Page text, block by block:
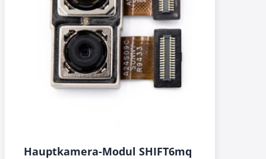
Hauptkamera-Modul SHIFT6mq